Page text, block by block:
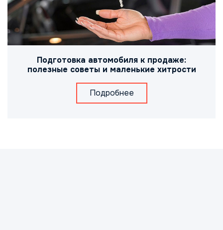
Подготовка автомобиля к продаже:
полезные советы и маленькие хитрости
Подробнее